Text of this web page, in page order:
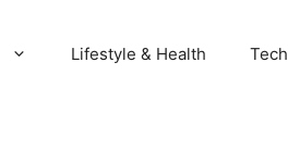
Lifestyle & Health Tech